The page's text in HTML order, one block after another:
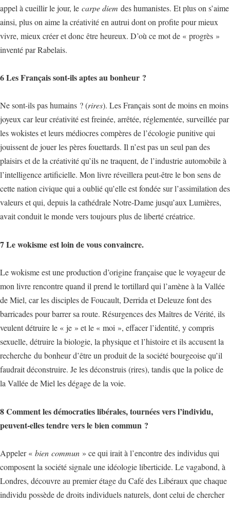
appel à cueillir le jour, le carpe diem des humanistes. Et plus on s’aime
ainsi, plus on aime la créativité en autrui dont on profite pour mieux
vivre, mieux créer et donc être heureux. D’où ce mot de « progrès »
inventé par Rabelais.
6 Les Français sont-ils aptes au bonheur ?
Ne sont-ils pas humains ? (rires). Les Français sont de moins en moins
joyeux car leur créativité est freinée, arrêtée, réglementée, surveillée par
les wokistes et leurs médiocres compères de l’écologie punitive qui
jouissent de jouer les pères fouettards. Il n’est pas un seul pan des
plaisirs et de la créativité qu’ils ne traquent, de l’industrie automobile à
l’intelligence artificielle. Mon livre réveillera peut-être le bon sens de
cette nation civique qui a oublié qu’elle est fondée sur l’assimilation des
valeurs et qui, depuis la cathédrale Notre-Dame jusqu’aux Lumières,
avait conduit le monde vers toujours plus de liberté créatrice.
7 Le wokisme est loin de vous convaincre.
Le wokisme est une production d’origine française que le voyageur de
mon livre rencontre quand il prend le tortillard qui l’amène à la Vallée
de Miel, car les disciples de Foucault, Derrida et Deleuze font des
barricades pour barrer sa route. Résurgences des Maîtres de Vérité, ils
veulent détruire le « je » et le « moi », effacer l’identité, y compris
sexuelle, détruire la biologie, la physique et l’histoire et ils accusent la
recherche du bonheur d’être un produit de la société bourgeoise qu’il
faudrait déconstruire. Je les déconstruis (rires), tandis que la police de
la Vallée de Miel les dégage de la voie.
8 Comment les démocraties libérales, tournées vers l’individu,
peuvent-elles tendre vers le bien commun ?
Appeler « bien commun » ce qui irait à l’encontre des individus qui
composent la société signale une idéologie liberticide. Le vagabond, à
Londres, découvre au premier étage du Café des Libéraux que chaque
individu possède de droits individuels naturels, dont celui de chercher